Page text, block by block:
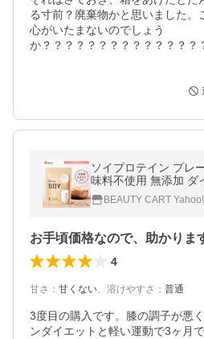
る寸前？廃棄物かと思いました。
心がいたまないのでしょう
か？？？？？？？？？？？？？？
ソイプロテイン プレ
味料不使用 無添加 ダ
低カロリー植物性プ
ぱく質筋トレ 爆買 超
BEAUTY CART
お手頃価格なので、助かりま
4
甘さ ： 甘くない、 溶けやすさ ： 普通
3度目の購入です。膝の調子が悪
ンダイエットと軽い運動で3ヶ月